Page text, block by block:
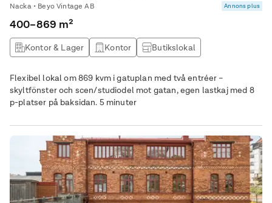
Nacka • Beyo Vintage AB Annons plus
400–869 m²
Kontor & Lager Kontor
Butikslokal
Flexibel lokal om 869 kvm i gatuplan med två entréer –
skyltfönster och scen/studiodel mot gatan, egen lastkaj med 8
p-platser på baksidan. 5 minuter